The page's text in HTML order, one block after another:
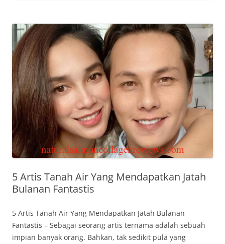
5 Artis Tanah Air Yang Mendapatkan Jatah
Bulanan Fantastis
5 Artis Tanah Air Yang Mendapatkan Jatah Bulanan
Fantastis – Sebagai seorang artis ternama adalah sebuah
impian banyak orang. Bahkan, tak sedikit pula yang